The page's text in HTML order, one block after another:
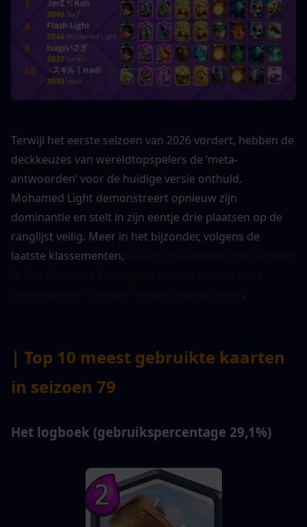
Terwijl het eerste seizoen van 2026 vordert, hebben de
deckkeuzes van wereldtopspelers de ‘meta-
antwoorden’ voor de huidige versie onthuld.
Mohamed Light demonstreert opnieuw zijn
dominantie en stelt in zijn eentje drie plaatsen op de
ranglijst veilig. Meer in het bijzonder, volgens de
laatste klassementen,
.
| Top 10 meest gebruikte kaarten
in seizoen 79
Het logboek (gebruikspercentage 29,1%)